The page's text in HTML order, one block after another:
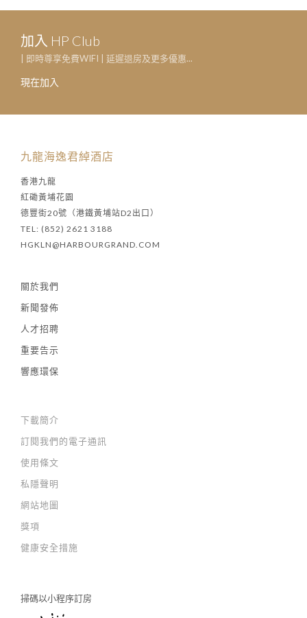
加入 HP Club
| 即時尊享免費WIFI | 延遲退房及更多優惠...
現在加入
九龍海逸君綽酒店
香港九龍
紅磡黃埔花園
德豐街20號（港鐵黃埔站D2出口）
TEL: (852) 2621 3188
HGKLN@HARBOURGRAND.COM
關於我們
新聞發佈
人才招聘
重要告示
響應環保
下載簡介
訂閱我們的電子通訊
使用條文
私隱聲明
網站地圖
獎項
健康安全措施
掃碼以小程序訂房